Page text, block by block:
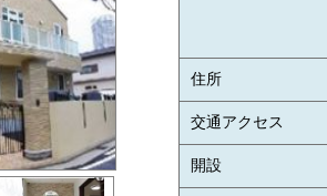
住所
交通アクセス
開設